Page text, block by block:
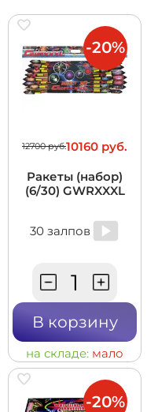
12700 руб.10160 руб.
Ракеты (набор)
(6/30) GWRXXXL
30 залпов
В корзину
на складе: мало
-20%
-20%